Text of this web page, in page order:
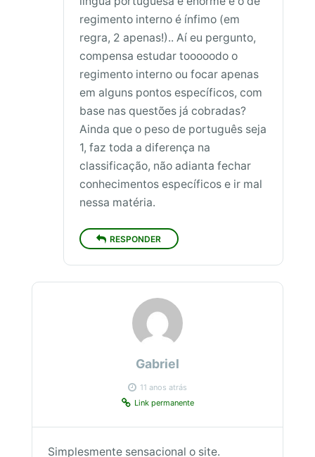
regimento interno é ínfimo (em
regra, 2 apenas!).. Aí eu pergunto,
compensa estudar tooooodo o
regimento interno ou focar apenas
em alguns pontos específicos, com
base nas questões já cobradas?
Ainda que o peso de português seja
1, faz toda a diferença na
classificação, não adianta fechar
conhecimentos específicos e ir mal
nessa matéria.
RESPONDER
Gabriel
11 anos atrás
Link permanente
Simplesmente sensacional o site.